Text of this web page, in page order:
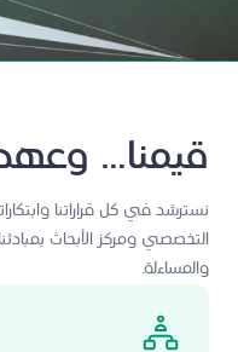
قيمنا…
نسترشد في كل قراراتنا
التخصصي ومركز الأبحاث
والمساءلة.